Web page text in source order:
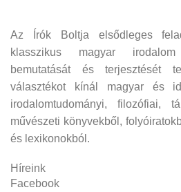
Az Írók Boltja elsődleges
klasszikus magyar
bemutatását és terjesztését
választékot kínál magyar és
irodalomtudományi, filozófiai,
művészeti könyvekből,
és lexikonokból.
Híreink
Facebook